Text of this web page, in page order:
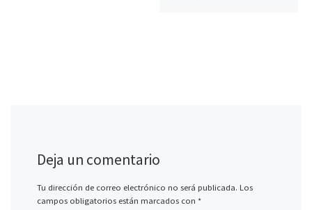
Deja un comentario
Tu dirección de correo electrónico no será publicada. Los
campos obligatorios están marcados con *